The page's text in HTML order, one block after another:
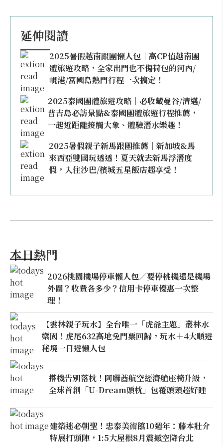
延伸閱讀
2025暑假越南跟團懶人包｜高CP值越南團
體旅遊攻略，全家出門也不傷荷包的河內/
峴港/富國島熱門行程一次搞定！
2025泰國團體旅遊攻略｜必收藏曼谷/清邁/
普吉島必訪景點&泰國團體旅遊行程推薦，
一起近距離接觸大象、體驗潛水樂趣！
2025暑假親子新馬跟團推薦｜新加坡&馬
來西亞雙國玩透透！夏天就去新馬浮潛度
假，入住沙巴/檳城五星飯店超享受！
本日熱門
2026桃園機場停車懶人包／要停桃機還是機場
外圍？收費各多少？信用卡停車優惠一次整
理！
【雲林親子玩水】全台唯一「虎爺主題」叢林水
樂園！虎尾632高地免門票回歸，玩水＋4大順遊
秘境一日遊懶人包
搭機告別落枕！阿聯酋航空經濟艙座椅升級，
全球首創「U-Dream頭枕」包覆頭頸超好睡
建築迷必朝聖！忠泰美術館10週年：藤本壯介
特展打頭陣，1:5大屋根8月震撼空降台北